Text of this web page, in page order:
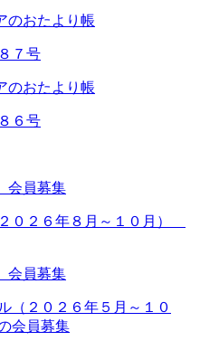
のおたより帳
７号
のおたより帳
６号
会員募集
０２６年８月～１０月）
会員募集
（２０２６年５月～１０
会員募集